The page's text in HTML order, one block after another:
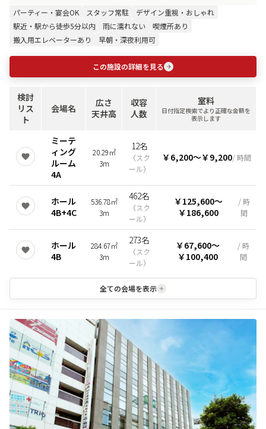
パーティー・宴会OK スタッフ常駐
デザイン重視・おしゃれ
駅近・駅から徒歩5分以内
雨に濡れない
喫煙所あり
搬入用エレベーターあり
早朝・深夜利用可
この施設の詳細を見る
検討
リス
ト
会場名
広さ
天井高
収容
人数
室料
日付指定検索でより正確な金額を
表示します
ミーテ
ィング
ルーム
4A
20.29㎡
3m
12名
（スク
ール）
￥6,200〜￥9,200/ 時間
ホール
4B+4C
536.78㎡
3m
462名
（スク
ール）
￥125,600〜
￥186,600
/ 時
間
ホール
4B
284.67㎡
3m
273名
（スク
ール）
￥67,600〜
￥100,400
/ 時
間
全ての会場を表示